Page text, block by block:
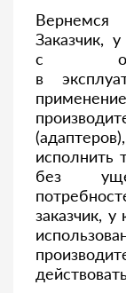
Заказчик,
с
в
исполнить
без
заказчик, у